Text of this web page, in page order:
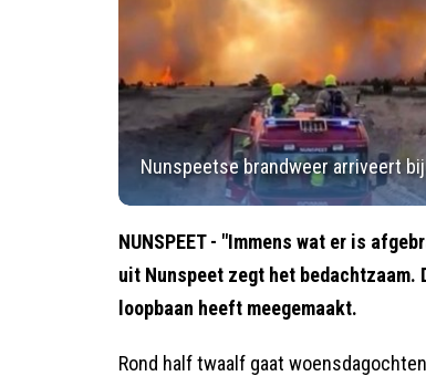
Nunspeetse brandweer arriveert
NUNSPEET - "Immens wat er is
uit Nunspeet zegt het
loopbaan heeft meegemaakt.
Rond half twaalf gaat